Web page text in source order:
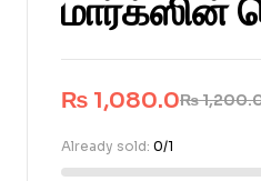
மார்க்ஸின்
₨
₨ 1,080.0
Already sold: 0/1